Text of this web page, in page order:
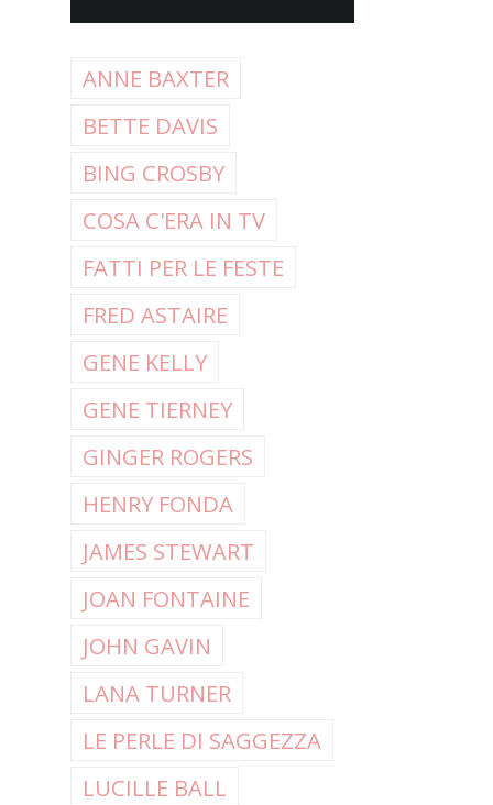
ANNE BAXTER
BETTE DAVIS
BING CROSBY
COSA C'ERA IN TV
FATTI PER LE FESTE
FRED ASTAIRE
GENE KELLY
GENE TIERNEY
GINGER ROGERS
HENRY FONDA
JAMES STEWART
JOAN FONTAINE
JOHN GAVIN
LANA TURNER
LE PERLE DI SAGGEZZA
LUCILLE BALL